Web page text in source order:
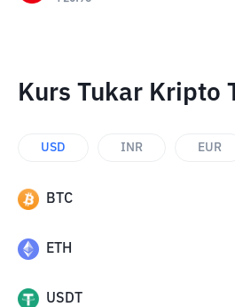
Kurs Tukar Kripto
USD INR EUR
BTC
ETH
USDT